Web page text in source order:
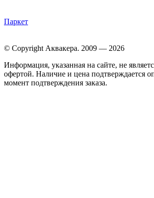
Паркет
© Copyright Аквакера. 2009 — 2026
Информация, указанная на сайте, не
офертой. Наличие и цена подтверждается
момент подтверждения заказа.